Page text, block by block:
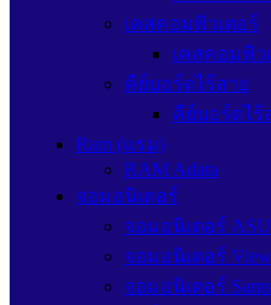
เคสคอมพิวเตอร์
เคสคอมพิว
คีย์บอร์ดไร้สาย
คีย์บอร์ดไร้
Ram (แรม)
RAM Adata
จอมอนิเตอร์
จอมอนิเตอร์
จอมอนิเตอร์
จอมอนิเตอร์